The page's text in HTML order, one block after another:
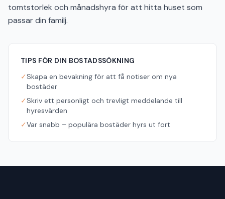
tomtstorlek och månadshyra för att hitta huset som
passar din familj.
TIPS FÖR DIN BOSTADSSÖKNING
✓Skapa en bevakning för att få notiser om nya
bostäder
✓Skriv ett personligt och trevligt meddelande till
hyresvärden
✓Var snabb – populära bostäder hyrs ut fort